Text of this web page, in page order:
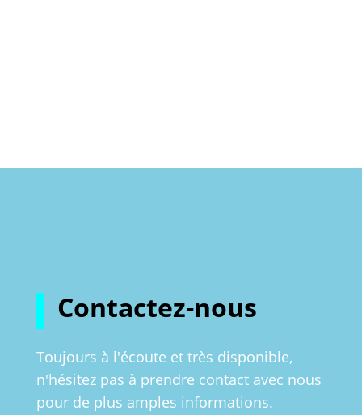
Contactez-nous
Toujours à l'écoute et très disponible,
n'hésitez pas à prendre contact avec nous
pour de plus amples informations.